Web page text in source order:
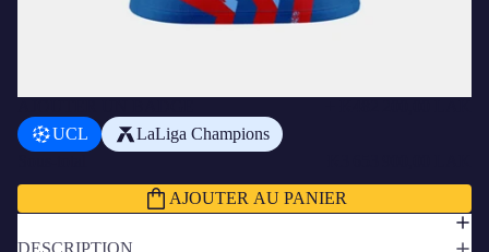
UCL
LaLiga Champions
AJOUTER AU PANIER